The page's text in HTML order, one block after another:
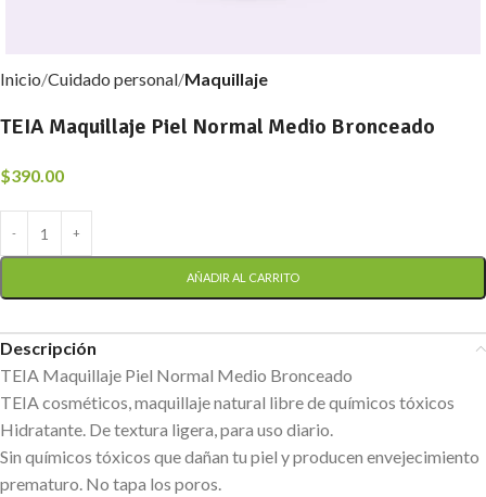
Inicio Cuidado personal Maquillaje
TEIA Maquillaje Piel Normal Medio Bronceado
$390.00
AÑADIR AL CARRITO
Descripción
TEIA Maquillaje Piel Normal Medio Bronceado
TEIA cosméticos, maquillaje natural libre de químicos tóxicos
Hidratante. De textura ligera, para uso diario.
Sin químicos tóxicos que dañan tu piel y producen envejecimiento
prematuro. No tapa los poros.